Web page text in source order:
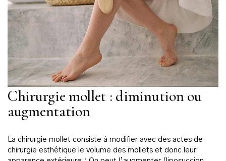
Chirurgie mollet : diminution ou
augmentation
La chirurgie mollet consiste à modifier avec des actes de
chirurgie esthétique le volume des mollets et donc leur